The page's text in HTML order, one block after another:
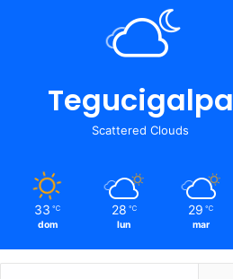
Tegucigalpa
Scattered Clouds
33 ℃
dom
28 ℃
lun
29 ℃
mar